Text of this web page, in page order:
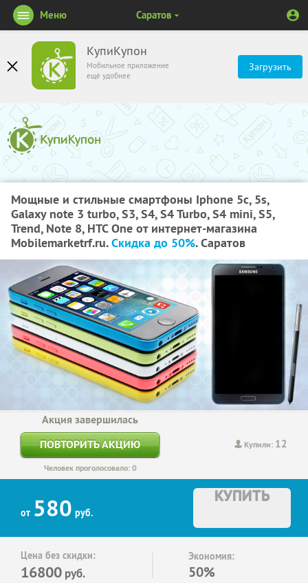
КупиКупон
Мобильное приложение
ещё удобнее
Загрузить
Меню Саратов
Мощные и стильные смартфоны Iphone 5c, 5s,
Galaxy note 3 turbo, S3, S4, S4 Turbo, S4 mini, S5,
Trend, Note 8, HTC One от интернет-магазина
Mobilemarketrf.ru.Скидка до 50%. Саратов
Купили: 12
Акция завершилась
ПОВТОРИТЬ АКЦИЮ
Человек проголосовало: 0
от 580 руб.
КУПИТЬ
Цена без скидки:
16800 руб.
Экономия:
50%